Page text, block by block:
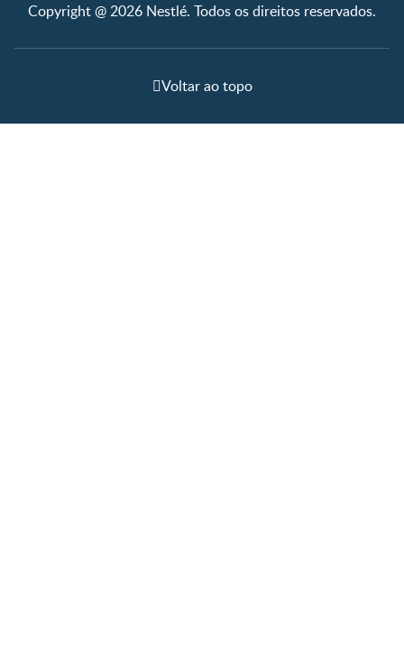
Copyright @ 2026 Nestlé. Todos os direitos reservados.
Voltar ao topo